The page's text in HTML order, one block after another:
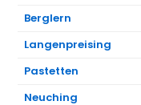
Berglern
Langenpreising
Pastetten
Neuching